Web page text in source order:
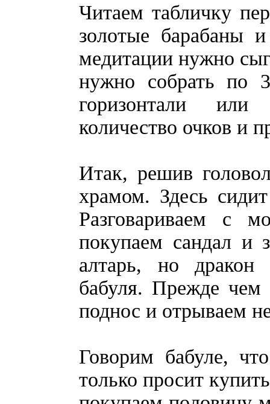
Читаем табличку
золотые барабаны
медитации нужно
нужно собрать по
горизонтали
количество очков и
Итак, решив
храмом. Здесь
Разговариваем с
покупаем сандал и
алтарь, но дракон
бабуля. Прежде чем
поднос и отрываем
Говорим бабуле,
только просит